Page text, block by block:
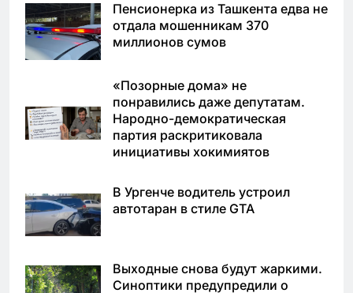
Пенсионерка из Ташкента едва не
отдала мошенникам 370
миллионов сумов
«Позорные дома» не
понравились даже депутатам.
Народно-демократическая
партия раскритиковала
инициативы хокимиятов
В Ургенче водитель устроил
автотаран в стиле GTA
Выходные снова будут жаркими.
Синоптики предупредили о